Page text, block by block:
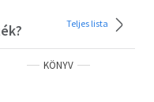
Teljes lista
KÖNYV